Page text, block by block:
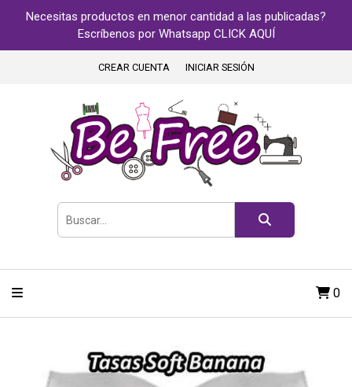
Necesitas productos en menor cantidad a las publicadas?
Escríbenos por Whatsapp CLICK AQUÍ
CREAR CUENTA INICIAR SESIÓN
0